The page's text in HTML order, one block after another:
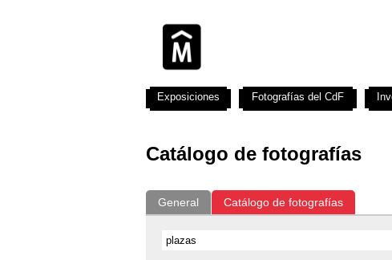
Catálogo de fotografías
General Catálogo de fotografías
Exposiciones Fotografías del CdF